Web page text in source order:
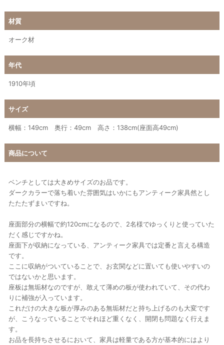
材質
オーク材
年代
1910年頃
サイズ
横幅：149cm 奥行：49cm 高さ：138cm(座面高49cm)
商品について
ベンチとしては大きめサイズのお品です。
ダークカラーで落ち着いた雰囲気はいかにもアンティーク家具然とし
たたたずまいですね。
座面部分の横幅で約120cmになるので、2名様でゆっくりと使っていた
だく感じですかね。
座面下が収納になっている、アンティーク家具では定番と言える構造
です。
ここに収納がついていることで、お玄関などに置いても使いやすいの
ではないかと思います。
座板は無垢材なのですが、敢えて薄めの板が使われていて、その代わ
りに補強が入っています。
これだけの大きな板が厚みのある無垢材だと持ち上げるのも大変です
が、こうなっていることでそれほど重くなく、開閉も問題なく行えま
す。
お品を長持ちさせるにおいて、家具は軽量である方が基本的にはより